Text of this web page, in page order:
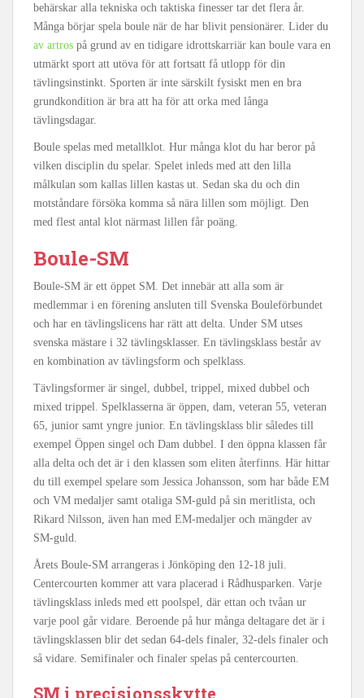
behärskar alla tekniska och taktiska finesser tar det flera år.
Många börjar spela boule när de har blivit pensionärer. Lider du
av artros på grund av en tidigare idrottskarriär kan boule vara en
utmärkt sport att utöva för att fortsatt få utlopp för din
tävlingsinstinkt. Sporten är inte särskilt fysiskt men en bra
grundkondition är bra att ha för att orka med långa
tävlingsdagar.
Boule spelas med metallklot. Hur många klot du har beror på
vilken disciplin du spelar. Spelet inleds med att den lilla
målkulan som kallas lillen kastas ut. Sedan ska du och din
motståndare försöka komma så nära lillen som möjligt. Den
med flest antal klot närmast lillen får poäng.
Boule-SM
Boule-SM är ett öppet SM. Det innebär att alla som är
medlemmar i en förening ansluten till Svenska Bouleförbundet
och har en tävlingslicens har rätt att delta. Under SM utses
svenska mästare i 32 tävlingsklasser. En tävlingsklass består av
en kombination av tävlingsform och spelklass.
Tävlingsformer är singel, dubbel, trippel, mixed dubbel och
mixed trippel. Spelklasserna är öppen, dam, veteran 55, veteran
65, junior samt yngre junior. En tävlingsklass blir således till
exempel Öppen singel och Dam dubbel. I den öppna klassen får
alla delta och det är i den klassen som eliten återfinns. Här hittar
du till exempel spelare som Jessica Johansson, som har både EM
och VM medaljer samt otaliga SM-guld på sin meritlista, och
Rikard Nilsson, även han med EM-medaljer och mängder av
SM-guld.
Årets Boule-SM arrangeras i Jönköping den 12-18 juli.
Centercourten kommer att vara placerad i Rådhusparken. Varje
tävlingsklass inleds med ett poolspel, där ettan och tvåan ur
varje pool går vidare. Beroende på hur många deltagare det är i
tävlingsklassen blir det sedan 64-dels finaler, 32-dels finaler och
så vidare. Semifinaler och finaler spelas på centercourten.
SM i precisionsskytte